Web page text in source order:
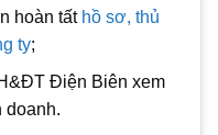
hoàn tất hồ sơ, thủ
ty;
Điện Biên xem
doanh.